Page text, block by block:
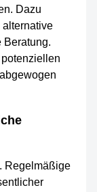
Dazu
alternative
Beratung.
Regelmäßige